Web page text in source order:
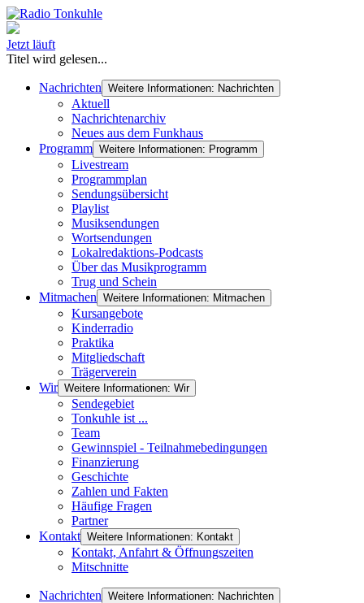
Jetzt läuft
Titel wird gelesen...
Nachrichten Weitere Informationen: Nachrichten
Aktuell
Nachrichtenarchiv
Neues aus dem Funkhaus
Programm Weitere Informationen: Programm
Livestream
Programmplan
Sendungsübersicht
Playlist
Musiksendungen
Wortsendungen
Lokalredaktions-Podcasts
Über das Musikprogramm
Trug und Schein
Mitmachen Weitere Informationen: Mitmachen
Kursangebote
Kinderradio
Praktika
Mitgliedschaft
Trägerverein
Wir Weitere Informationen: Wir
Sendegebiet
Tonkuhle ist ...
Team
Gewinnspiel - Teilnahmebedingungen
Finanzierung
Geschichte
Zahlen und Fakten
Häufige Fragen
Partner
Kontakt Weitere Informationen: Kontakt
Kontakt, Anfahrt & Öffnungszeiten
Mitschnitte
Nachrichten Weitere Informationen: Nachrichten